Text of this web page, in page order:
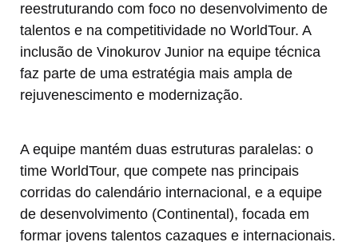
reestruturando com foco no desenvolvimento de
talentos e na competitividade no WorldTour. A
inclusão de Vinokurov Junior na equipe técnica
faz parte de uma estratégia mais ampla de
rejuvenescimento e modernização.
A equipe mantém duas estruturas paralelas: o
time WorldTour, que compete nas principais
corridas do calendário internacional, e a equipe
de desenvolvimento (Continental), focada em
formar jovens talentos cazaques e internacionais.